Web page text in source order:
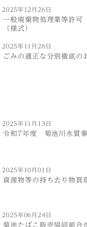
2025年12月26日
一般廃棄物処理業等許可
（様式）
2025年11月28日
ごみの適正な分別徹底の
2025年11月13日
令和7年度 菊池川水質
2025年10月01日
資源物等の持ち去り物買
2025年06月24日
菊池たばこ販売協同組合